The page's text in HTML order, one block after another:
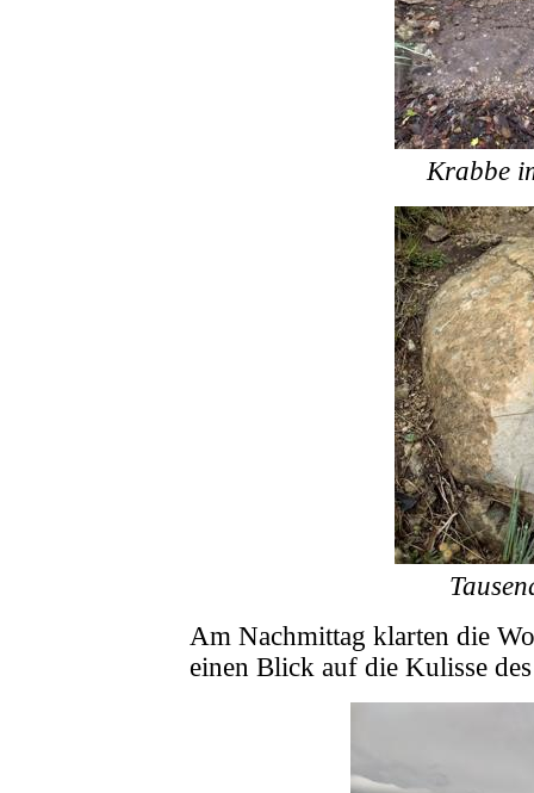
Krabbe
Am Nachmittag klarten die
einen Blick auf die Kulisse